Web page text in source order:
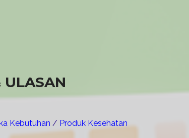
ULASAN
Kebutuhan / Produk Kesehatan